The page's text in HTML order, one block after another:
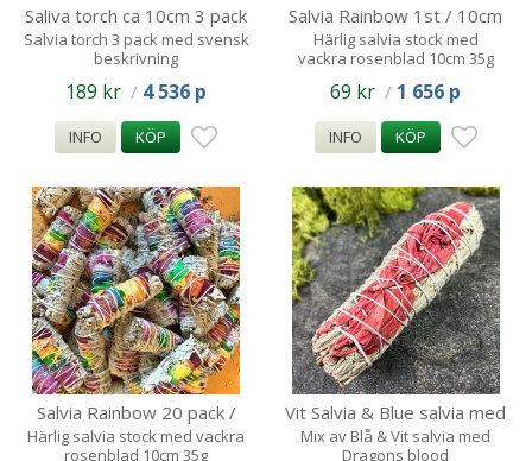
Saliva torch ca 10cm 3 pack
Salvia torch 3 pack med svensk
beskrivning
189 kr / 4 536 p
INFO KÖP
Salvia Rainbow 1st / 10cm
ca 35g
Härlig salvia stock med
vackra rosenblad 10cm 35g
69 kr / 1 656 p
INFO KÖP
Salvia Rainbow 20 pack /
10cm ca 35g
Härlig salvia stock med vackra
rosenblad 10cm 35g
Vit Salvia & Blue salvia med
Dragons blood 1st /
Mix av Blå & Vit salvia med
Dragons blood